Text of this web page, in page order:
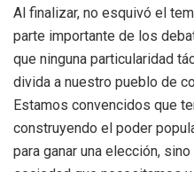
Al finalizar, no esquivó el
parte importante de los
que ninguna particularidad
divida a nuestro pueblo de
Estamos convencidos que
construyendo el poder
para ganar una elección,